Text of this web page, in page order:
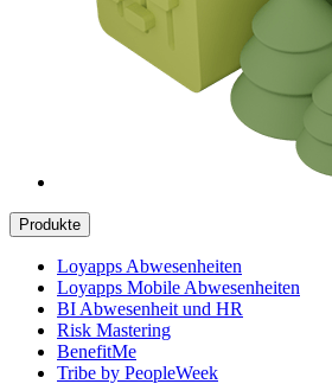
Produkte
Loyapps Abwesenheiten
Loyapps Mobile Abwesenheiten
BI Abwesenheit und HR
Risk Mastering
BenefitMe
Tribe by PeopleWeek